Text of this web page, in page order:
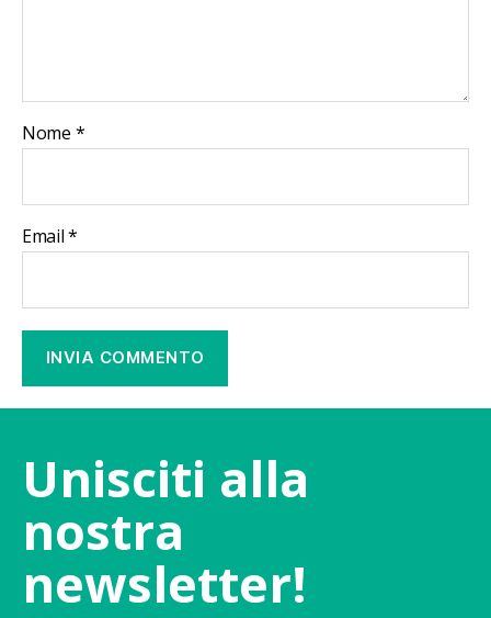
Nome *
Email*
Unisciti alla
nostra
newsletter!